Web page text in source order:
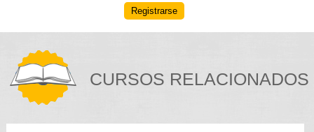
Registrarse
CURSOS RELACIONADOS